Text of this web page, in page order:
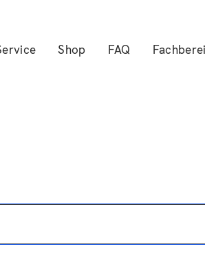
Shop FAQ